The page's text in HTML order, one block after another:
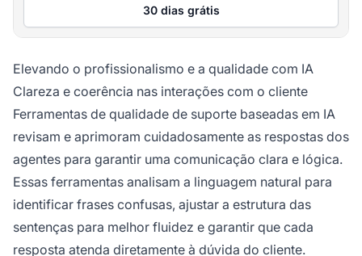
30 dias grátis
Elevando o profissionalismo e a qualidade com IA
Clareza e coerência nas interações com o cliente
Ferramentas de qualidade de suporte baseadas em IA
revisam e aprimoram cuidadosamente as respostas dos
agentes para garantir uma comunicação clara e lógica.
Essas ferramentas analisam a linguagem natural para
identificar frases confusas, ajustar a estrutura das
sentenças para melhor fluidez e garantir que cada
resposta atenda diretamente à dúvida do cliente.